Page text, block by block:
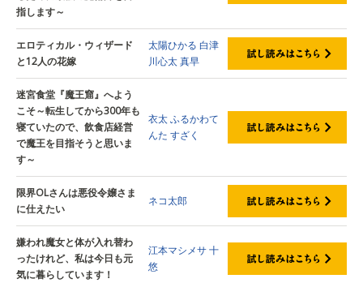
指します～
エロティカル・ウィザード
と12人の花嫁
太陽ひかる 白津
川心太真早
迷宮食堂『魔王窟』へよう
こそ～転生してから300年も
寝ていたので、飲食店経営
で魔王を目指そうと思いま
す～
衣太ふるかわて
んた すざく
限界OLさんは悪役令嬢さま
に仕えたい
ネコ太郎
嫌われ魔女と体が入れ替わ
ったけれど、私は今日も元
気に暮らしています！
江本マシメサ十
悠